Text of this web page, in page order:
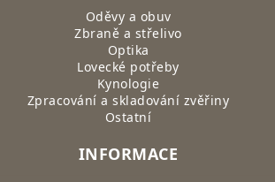
Oděvy a obuv
Zbraně a střelivo
Optika
Lovecké potřeby
Kynologie
Zpracování a skladování zvěřiny
Ostatní
INFORMACE